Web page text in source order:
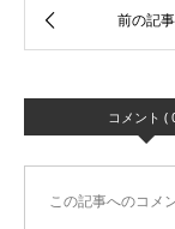
コメント (
この記事へのコメ